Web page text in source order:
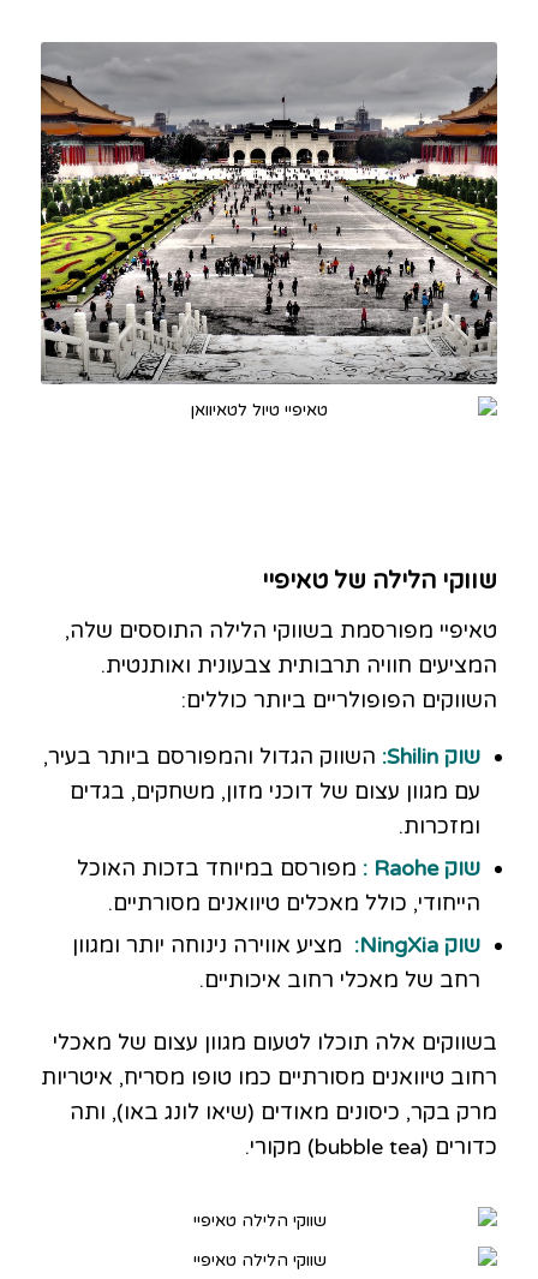
שווקי הלילה של טאיפיי
טאיפיי מפורסמת בשווקי הלילה התוססים שלה,
המציעים חוויה תרבותית צבעונית ואותנטית.
השווקים הפופולריים ביותר כוללים:
שוק Shilin
: השווק הגדול והמפורסם ביותר בעיר,
עם מגוון עצום של דוכני מזון, משחקים, בגדים
ומזכרות.
שוקRaohe
: מפורסם במיוחד בזכות האוכל
הייחודי, כולל מאכלים טיוואנים מסורתיים.
שוק NingXia
: מציע אווירה נינוחה יותר ומגוון
רחב של מאכלי רחוב איכותיים.
בשווקים אלה תוכלו לטעום מגוון עצום של מאכלי
רחוב טיוואנים מסורתיים כמו טופו מסריח, איטריות
מרק בקר, כיסונים מאודים (שיאו לונג באו), ותה
כדורים (bubble tea) מקורי.